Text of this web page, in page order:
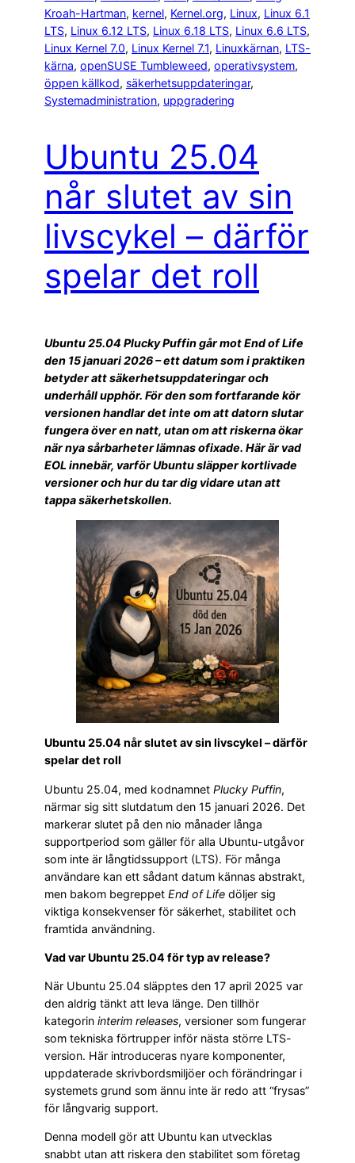
Kroah-Hartman, kernel, Kernel.org, Linux, Linux 6.1
LTS, Linux 6.12 LTS, Linux 6.18 LTS, Linux 6.6 LTS
Linux Kernel 7.0, Linux Kernel 7.1, Linuxkärnan, LTS-
kärna, openSUSE Tumbleweed, operativsystem
öppen källkod, säkerhetsuppdateringar
Systemadministration, uppgradering
Ubuntu 25.04
når slutet av sin
livscykel – därför
spelar det roll
Ubuntu 25.04 Plucky Puffin går mot End of Life
den 15 januari 2026 – ett datum som i praktiken
betyder att säkerhetsuppdateringar och
underhåll upphör. För den som fortfarande kör
versionen handlar det inte om att datorn slutar
fungera över en natt, utan om att riskerna ökar
när nya sårbarheter lämnas ofixade. Här är vad
EOL innebär, varför Ubuntu släpper kortlivade
versioner och hur du tar dig vidare utan att
tappa säkerhetskollen.
Ubuntu 25.04 når slutet av sin livscykel – därför
spelar det roll
Ubuntu 25.04, med kodnamnet Plucky Puffin,
närmar sig sitt slutdatum den 15 januari 2026. Det
markerar slutet på den nio månader långa
supportperiod som gäller för alla Ubuntu-utgåvor
som inte är långtidssupport (LTS). För många
användare kan ett sådant datum kännas abstrakt,
men bakom begreppet End of Life döljer sig
viktiga konsekvenser för säkerhet, stabilitet och
framtida användning.
Vad var Ubuntu 25.04 för typ av release?
När Ubuntu 25.04 släpptes den 17 april 2025 var
den aldrig tänkt att leva länge. Den tillhör
kategorin interim releases, versioner som fungerar
som tekniska förtrupper inför nästa större LTS-
version. Här introduceras nyare komponenter,
uppdaterade skrivbordsmiljöer och förändringar i
systemets grund som ännu inte är redo att “frysas”
för långvarig support.
Denna modell gör att Ubuntu kan utvecklas
snabbt utan att riskera den stabilitet som företag